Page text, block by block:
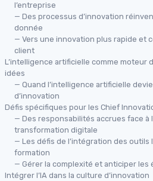
l’entreprise
— Des processus d’innovation
donnée
— Vers une innovation plus rapide et
client
L’intelligence artificielle comme moteur
idées
— Quand l’intelligence artificielle
d’innovation
Défis spécifiques pour les Chief
— Des responsabilités accrues face à
transformation digitale
— Les défis de l’intégration des outils
formation
— Gérer la complexité et anticiper les
Intégrer l’IA dans la culture d’innovation